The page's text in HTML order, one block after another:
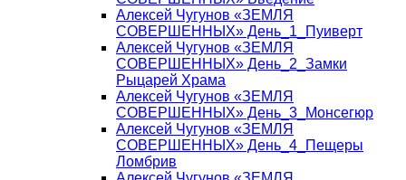
Алексей Чугунов «ЗЕМЛЯ
СОВЕРШЕННЫХ» День_1_Пуиверт
Алексей Чугунов «ЗЕМЛЯ
СОВЕРШЕННЫХ» День_2_Замки
Рыцарей Храма
Алексей Чугунов «ЗЕМЛЯ
СОВЕРШЕННЫХ» День_3_Монсегюр
Алексей Чугунов «ЗЕМЛЯ
СОВЕРШЕННЫХ» День_4_Пещеры
Ломбрив